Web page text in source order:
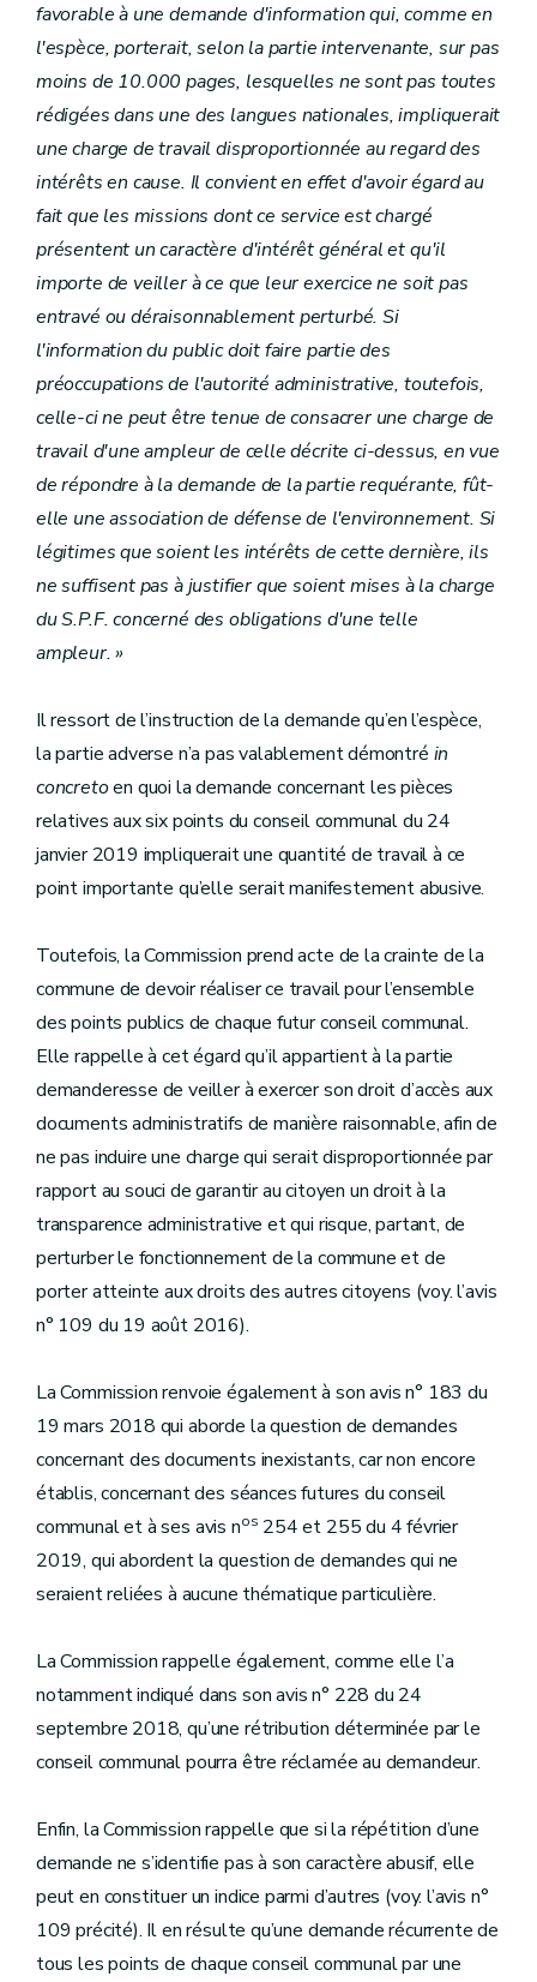
favorable à une demande d'information qui, comme en
l'espèce, porterait, selon la partie intervenante, sur pas
moins de 10.000 pages, lesquelles ne sont pas toutes
rédigées dans une des langues nationales, impliquerait
une charge de travail disproportionnée au regard des
intérêts en cause. Il convient en effet d'avoir égard au
fait que les missions dont ce service est chargé
présentent un caractère d'intérêt général et qu'il
importe de veiller à ce que leur exercice ne soit pas
entravé ou déraisonnablement perturbé. Si
l'information du public doit faire partie des
préoccupations de l'autorité administrative, toutefois,
celle-ci ne peut être tenue de consacrer une charge de
travail d'une ampleur de celle décrite ci-dessus, en vue
de répondre à la demande de la partie requérante, fût-
elle une association de défense de l'environnement. Si
légitimes que soient les intérêts de cette dernière, ils
ne suffisent pas à justifier que soient mises à la charge
du S.P.F. concerné des obligations d'une telle
ampleur. »
Il ressort de l’instruction de la demande qu’en l’espèce,
la partie adverse n’a pas valablement démontré in
concretoen quoi la demande concernant les pièces
relatives aux six points du conseil communal du 24
janvier 2019 impliquerait une quantité de travail à ce
point importante qu’elle serait manifestement abusive.
Toutefois, la Commission prend acte de la crainte de la
commune de devoir réaliser ce travail pour l’ensemble
des points publics de chaque futur conseil communal.
Elle rappelle à cet égard qu’il appartient à la partie
demanderesse de veiller à exercer son droit d’accès aux
documents administratifs de manière raisonnable, afin de
ne pas induire une charge qui serait disproportionnée par
rapport au souci de garantir au citoyen un droit à la
transparence administrative et qui risque, partant, de
perturber le fonctionnement de la commune et de
porter atteinte aux droits des autres citoyens (voy. l’avis
n° 109 du 19 août 2016).
La Commission renvoie également à son avis n° 183 du
19 mars 2018 qui aborde la question de demandes
concernant des documents inexistants, car non encore
établis, concernant des séances futures du conseil
communal et à ses avis nos 254 et 255 du 4 février
2019, qui abordent la question de demandes qui ne
seraient reliées à aucune thématique particulière.
La Commission rappelle également, comme elle l’a
notamment indiqué dans son avis n° 228 du 24
septembre 2018, qu’une rétribution déterminée par le
conseil communal pourra être réclamée au demandeur.
Enfin, la Commission rappelle que si la répétition d’une
demande ne s’identifie pas à son caractère abusif, elle
peut en constituer un indice parmi d’autres (voy. l’avis n°
109 précité). Il en résulte qu’une demande récurrente de
tous les points de chaque conseil communal par une